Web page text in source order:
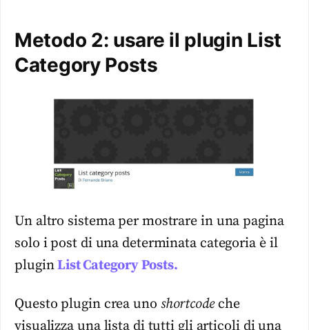
Metodo 2: usare il plugin List
Category Posts
Un altro sistema per mostrare in una pagina
solo i post di una determinata categoria è il
pluginList Category Posts.
Questo plugin crea uno shortcodeche
visualizza una lista di tutti gli articoli di una